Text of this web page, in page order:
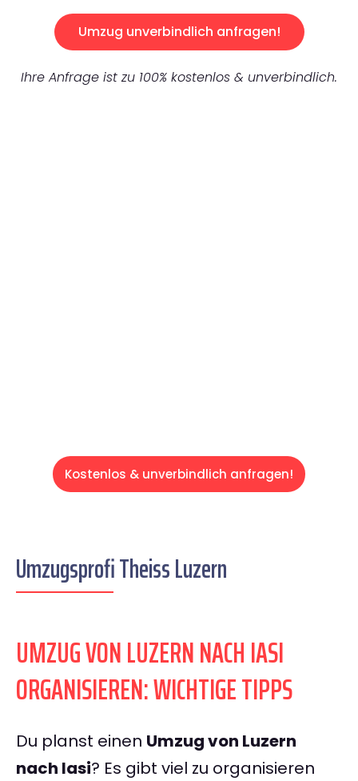
Umzug unverbindlich anfragen!
Ihre Anfrage ist zu 100% kostenlos & unverbindlich.
Kostenlos & unverbindlich anfragen!
Umzugsprofi Theiss Luzern
UMZUG VON LUZERN NACH IASI
ORGANISIEREN: WICHTIGE TIPPS
Du planst einen Umzug von Luzern
nach Iasi? Es gibt viel zu organisieren